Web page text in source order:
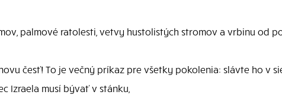
palmové ratolesti, vetvy hustolistých stromov a vrbinu od
česť! To je večný príkaz pre všetky pokolenia: slávte ho v
Izraela musí bývať v stánku,